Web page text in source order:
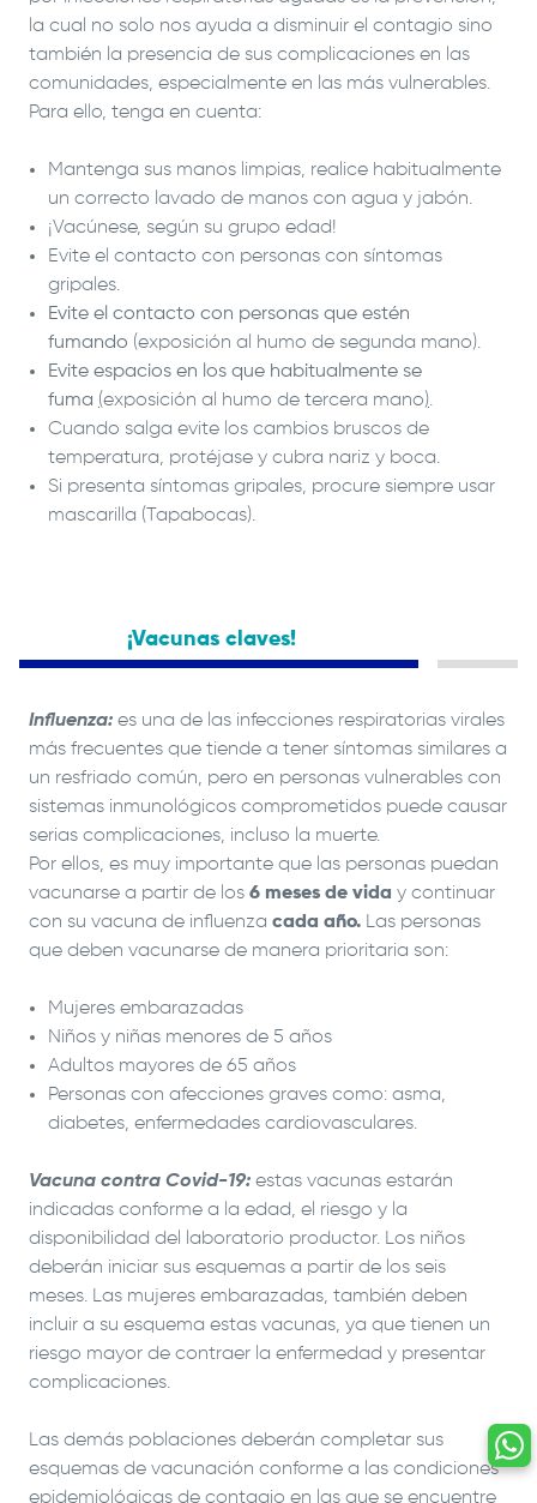
la cual no solo nos ayuda a disminuir el contagio sino
también la presencia de sus complicaciones en las
comunidades, especialmente en las más vulnerables.
Para ello, tenga en cuenta:
Mantenga sus manos limpias, realice habitualmente
un correcto lavado de manos con agua y jabón.
¡Vacúnese, según su grupo edad!
Evite el contacto con personas con síntomas
gripales.
Evite el contacto con personas que estén
fumando (exposición al humo de segunda mano).
Evite espacios en los que habitualmente se
fuma (exposición al humo de tercera mano).
Cuando salga evite los cambios bruscos de
temperatura, protéjase y cubra nariz y boca.
Si presenta síntomas gripales, procure siempre usar
mascarilla (Tapabocas).
¡Vacunas claves!
Influenza: es una de las infecciones respiratorias virales
más frecuentes que tiende a tener síntomas similares a
un resfriado común, pero en personas vulnerables con
sistemas inmunológicos comprometidos puede causar
serias complicaciones, incluso la muerte.
Por ellos, es muy importante que las personas puedan
vacunarse a partir de los 6 meses de vida y continuar
con su vacuna de influenza cada año. Las personas
que deben vacunarse de manera prioritaria son:
Mujeres embarazadas
Niños y niñas menores de 5 años
Adultos mayores de 65 años
Personas con afecciones graves como: asma,
diabetes, enfermedades cardiovasculares.
Vacuna contra Covid-19: estas vacunas estarán
indicadas conforme a la edad, el riesgo y la
disponibilidad del laboratorio productor. Los niños
deberán iniciar sus esquemas a partir de los seis
meses. Las mujeres embarazadas, también deben
incluir a su esquema estas vacunas, ya que tienen un
riesgo mayor de contraer la enfermedad y presentar
complicaciones.
Las demás poblaciones deberán completar sus
esquemas de vacunación conforme a las condiciones
epidemiológicas de contagio en las que se encuentre